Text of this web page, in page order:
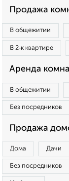
Продажа
В общежитии
В 2‑к квартире
Аренда
В общежитии
Без посредников
Продажа
Дома Дачи
Без посредников